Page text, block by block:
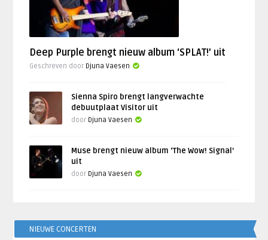
Deep Purple brengt nieuw album ‘SPLAT!’ uit
Geschreven door Djuna Vaesen
Sienna Spiro brengt langverwachte
debuutplaat Visitor uit
door Djuna Vaesen
Muse brengt nieuw album ‘The Wow! Signal’
uit
door Djuna Vaesen
NIEUWE CONCERTEN